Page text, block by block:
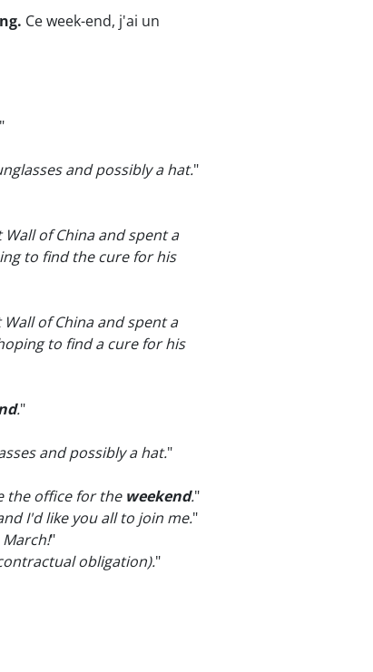
Ce week-end, j'ai un
"
and possibly a hat."
of China and spent a
to find the cure for his
of China and spent a
to find a cure for his
."
and possibly a hat."
the office for the weekend."
I'd like you all to join me."
"
obligation)."